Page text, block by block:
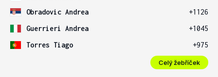
Obradovic Andrea
+1126
Guerrieri Andrea
+1045
Torres Tiago
+975
Celý žebříček